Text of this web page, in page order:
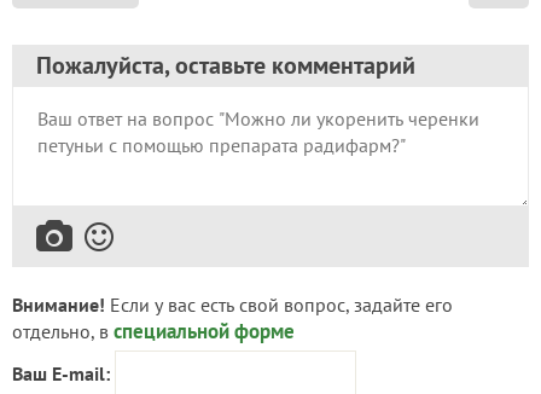
Пожалуйста, оставьте комментарий
Внимание! Если у вас есть свой вопрос, задайте его
отдельно, в специальной форме
Ваш E-mail: